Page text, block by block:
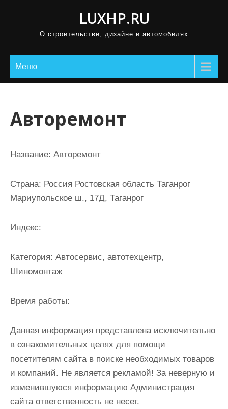
LUXHP.RU
О строительстве, дизайне и автомобилях
Меню
Авторемонт
Название: Авторемонт
Страна: Россия Ростовская область Таганрог
Мариупольское ш., 17Д, Таганрог
Индекс:
Категория: Автосервис, автотехцентр,
Шиномонтаж
Время работы:
Данная информация представлена исключительно
в ознакомительных целях для помощи
посетителям сайта в поиске необходимых товаров
и компаний. Не является рекламой! За неверную и
изменившуюся информацию Администрация
сайта ответственность не несет.